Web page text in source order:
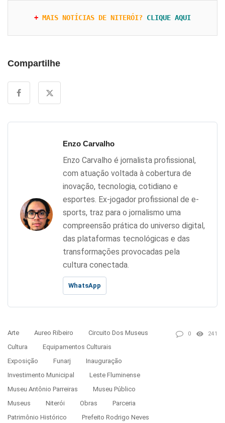
+ MAIS NOTÍCIAS DE NITERÓI? CLIQUE AQUI
Compartilhe
Enzo Carvalho
Enzo Carvalho é jornalista profissional,
com atuação voltada à cobertura de
inovação, tecnologia, cotidiano e
esportes. Ex-jogador profissional de e-
sports, traz para o jornalismo uma
compreensão prática do universo digital,
das plataformas tecnológicas e das
transformações provocadas pela
cultura conectada.
WhatsApp
Arte Aureo Ribeiro
Circuito Dos Museus
Cultura
Equipamentos Culturais
Exposição
Funarj
Inauguração
Investimento Municipal
Leste Fluminense
Museu Antônio Parreiras
Museu Público
Museus
Niterói Obras
Parceria
Patrimônio Histórico
Prefeito Rodrigo Neves
0 241